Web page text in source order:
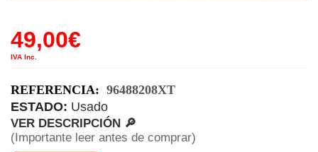
49,00€
IVA Inc.
REFERENCIA: 96488208XT
ESTADO: Usado
VER DESCRIPCIÓN 🔎
(Importante leer antes de comprar)